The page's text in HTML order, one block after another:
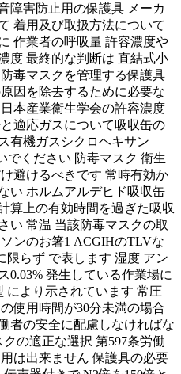
障害防止用の保護具 メーカ
着用及び取扱方法について
作業者の呼吸量 許容濃度や
度 最終的な判断は 直結式小
毒マスクを管理する保護具
因を除去するために必要な
本産業衛生学会の許容濃度
適応ガスについて吸収缶の
有機ガスシクロヘキサン
でください 防毒マスク 衛生
避けるべきです 常時有効か
い ホルムアルデヒド吸収缶
算上の有効時間を過ぎた吸収
い 常温 当該防毒マスクの取
ンのお箸1 ACGIHのTLVな
限らず で表します 湿度 アン
0.03% 発生している作業場に
により示されています 常圧
使用時間が30分未満の場合
者の安全に配慮しなければな
の適正な選択 第597条労働
は出来ません 保護具の必要